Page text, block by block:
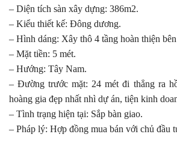
– Diện tích sàn xây dựng: 386m2.
– Kiểu thiết kế: Đông dương.
– Hình dáng: Xây thô 4 tầng hoàn thiện
– Mặt tiền: 5 mét.
– Hướng: Tây Nam.
– Đường trước mặt: 24 mét đi thẳng ra
hoàng gia đẹp nhất nhì dự án, tiện kinh
– Tình trạng hiện tại: Sắp bàn giao.
– Pháp lý: Hợp đồng mua bán với chủ đầu